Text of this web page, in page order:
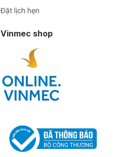
Đặt lịch hẹn
Vinmec shop